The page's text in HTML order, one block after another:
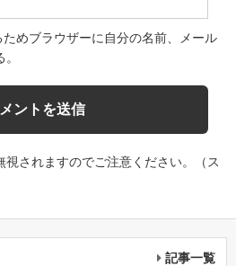
めブラウザーに自分の名前、メール
視されますのでご注意ください。（ス
記事一覧